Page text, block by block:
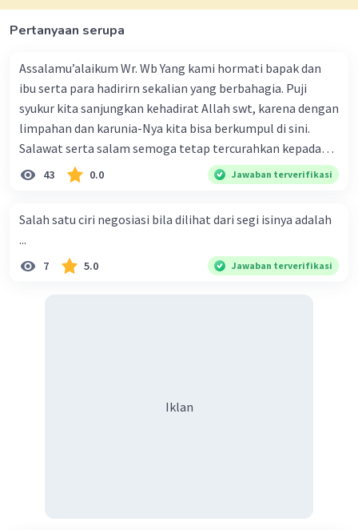
Pertanyaan serupa
Assalamu’alaikum Wr. Wb Yang kami hormati bapak dan
ibu serta para hadirirn sekalian yang berbahagia. Puji
syukur kita sanjungkan kehadirat Allah swt, karena dengan
limpahan dan karunia-Nya kita bisa berkumpul di sini.
Salawat serta salam semoga tetap tercurahkan kepada
junjungan Nabi besar Muhammad saw, karena beliau
menyiarkan agama yang haq, yakni agama islam, agama
ke dalam umat-Nya yang diberkahi. Amin ya rabbal alamin.
Hadirin sekalian yang berbahagia! Dirasa amat penting
sekali jiwa sosial untuk diterapkan di lingkungan keluarga,
limpahan karuniaNya kita bisa berkumpul di sini. Kalimat
43 0.0 Jawaban terverifikasi
Salah satu ciri negosiasi bila dilihat dari segi isinya adalah
...
7 5.0 Jawaban terverifikasi
Iklan